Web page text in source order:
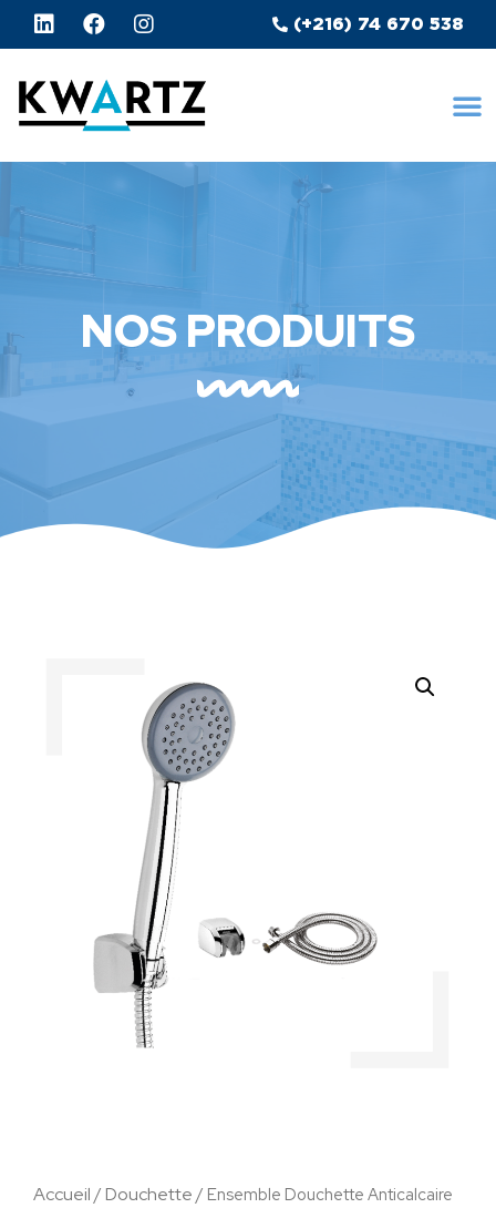
(+216) 74 670 538
NOS PRODUITS
Accueil / Douchette / Ensemble Douchette Anticalcaire